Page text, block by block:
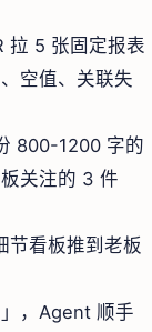
拉 5 张固定报表
空值、关联失
800-1200 字的
关注的 3 件
节看板推到老板
，Agent 顺手